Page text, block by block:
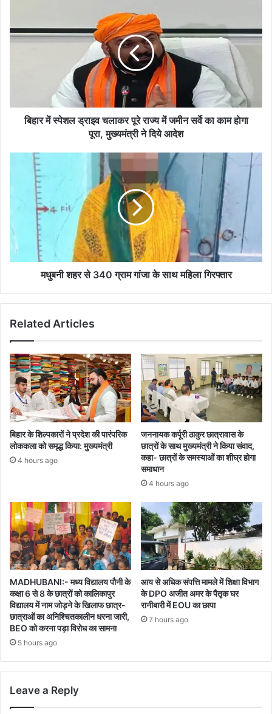
स्पेशल
ड्राइव
जमीन
बिहार में स्पेशल ड्राइव चलाकर पूरे राज्य में जमीन सर्वे का काम हाेगा
पूरा, मुख्यमंत्री ने दिये आदेश
साथ
महिला
मधुबनी शहर से 340 ग्राम गांजा के साथ महिला गिरफ्तार
Related Articles
बिहार के शिल्पकारों ने प्रदेश की पारंपरिक
लोककला को समृद्ध किया: मुख्यमंत्री
4 hours ago
जननायक कर्पूरी ठाकुर छात्रावास के
छात्रों के साथ मुख्यमंत्री ने किया संवाद,
कहा- छात्रों के समस्याओं का शीघ्र होगा
समाधान
4 hours ago
MADHUBANI:- मध्य विद्यालय पौनी के
कक्षा 6 से 8 के छात्रों को कालिकापुर
विद्यालय में नाम जोड़ने के खिलाफ छात्र-
छात्राओं का अनिश्चितकालीन धरना जारी,
BEO को करना पड़ा विरोध का सामना
5 hours ago
आय से अधिक संपत्ति मामले में शिक्षा विभाग
के DPO अजीत अमर के पैतृक घर
रानीबारी में EOU का छापा
7 hours ago
Leave a Reply